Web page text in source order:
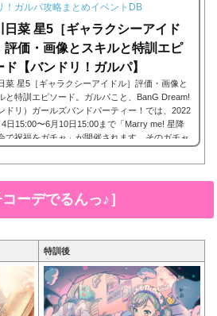
！ガルパ攻略まとめイベントDB
日菜 星5［ギャラクシーアイド
評価・画像とスキルと特訓エピ
ド【バンドリ！ガルパ】
菜 星5［ギャラクシーアイドル］評価・画像と
と特訓エピソード。ガルパこと、BanG Dream!
ドリ）ガールズバンドパーティー！では、2022
日15:00〜6月10日15:00まで「Marry me! 星降
で祝福をガチャ」が開催されます。そのガチャ
5、氷川日菜 星5［ギャラクシーアイドル］。
と評価のまとめです。氷川日菜 星5［ギャラク
イドル］※画像をタップ/クリックで画像拡大可
訓前■特訓後■SD...
ーデでるんっ♪］
特訓後